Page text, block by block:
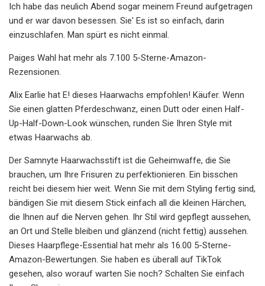
Ich habe das neulich Abend sogar meinem Freund aufgetragen
und er war davon besessen. Sie' Es ist so einfach, darin
einzuschlafen. Man spürt es nicht einmal.
Paiges Wahl hat mehr als 7.100 5-Sterne-Amazon-
Rezensionen.
Alix Earlie hat E! dieses Haarwachs empfohlen! Käufer. Wenn
Sie einen glatten Pferdeschwanz, einen Dutt oder einen Half-
Up-Half-Down-Look wünschen, runden Sie Ihren Style mit
etwas Haarwachs ab.
Der Samnyte Haarwachsstift ist die Geheimwaffe, die Sie
brauchen, um Ihre Frisuren zu perfektionieren. Ein bisschen
reicht bei diesem hier weit. Wenn Sie mit dem Styling fertig sind,
bändigen Sie mit diesem Stick einfach all die kleinen Härchen,
die Ihnen auf die Nerven gehen. Ihr Stil wird gepflegt aussehen,
an Ort und Stelle bleiben und glänzend (nicht fettig) aussehen.
Dieses Haarpflege-Essential hat mehr als 16.00 5-Sterne-
Amazon-Bewertungen. Sie haben es überall auf TikTok
gesehen, also worauf warten Sie noch? Schalten Sie einfach